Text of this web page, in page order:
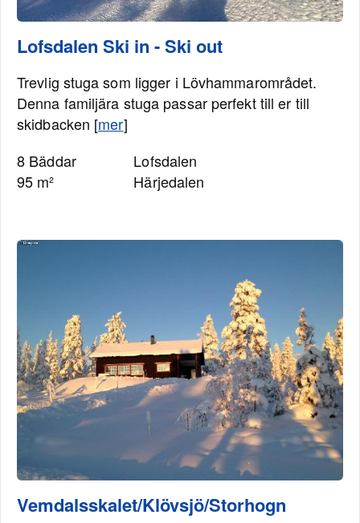
Lofsdalen Ski in - Ski out
Trevlig stuga som ligger i Lövhammarområdet.
Denna familjära stuga passar perfekt till er till
skidbacken [mer]
8 Bäddar
95 m²
Lofsdalen
Härjedalen
Vemdalsskalet/Klövsjö/Storhogn